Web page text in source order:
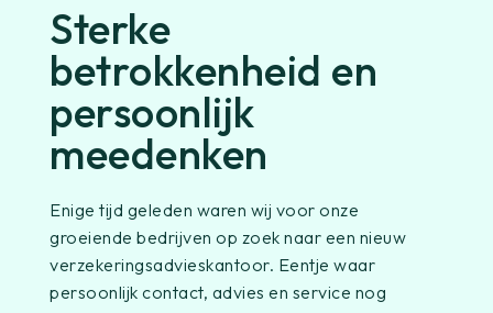
Sterke
betrokkenheid en
persoonlijk
meedenken
Enige tijd geleden waren wij voor onze
groeiende bedrijven op zoek naar een nieuw
verzekeringsadvieskantoor. Eentje waar
persoonlijk contact, advies en service nog